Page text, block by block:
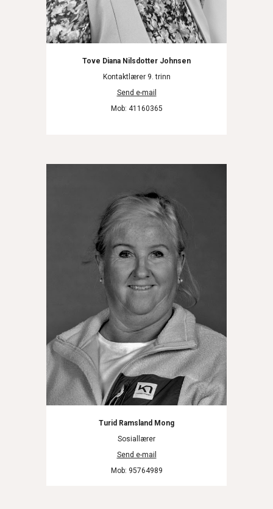
Tove Diana Nilsdotter Johnsen
Kontaktlærer 9. trinn
Send e-mail
Mob: 41160365
Turid Ramsland Mong
Sosiallærer
Send e-mail
Mob: 95764989